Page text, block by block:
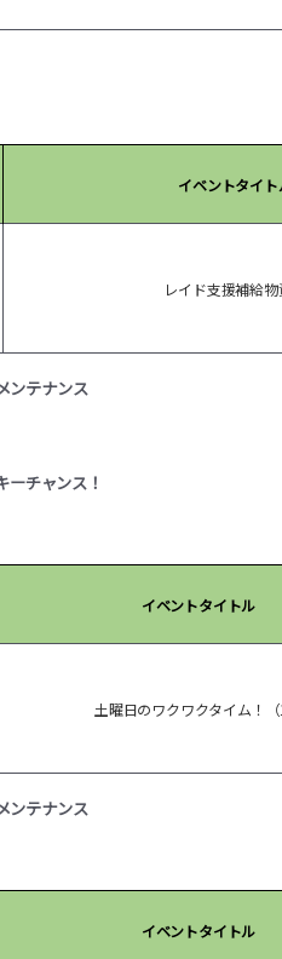
イベントタイト
レイド支援補給
ンテナンス
ーチャンス！
イベントタイトル
土曜日のワクワクタイム！
ンテナンス
イベントタイトル